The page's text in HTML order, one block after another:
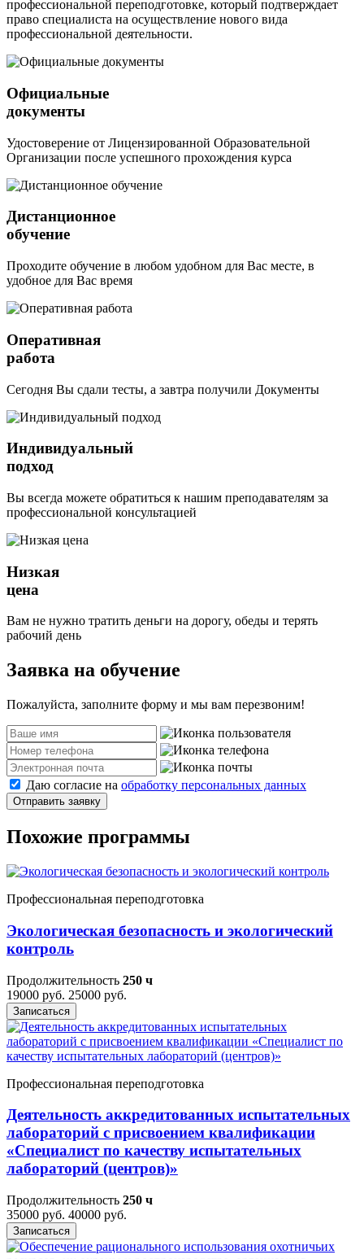
профессиональной переподготовке, который подтверждает
право специалиста на осуществление нового вида
профессиональной деятельности.
Официальные
документы
Удостоверение от Лицензированной Образовательной
Организации после успешного прохождения курса
Дистанционное
обучение
Проходите обучение в любом удобном для Вас месте, в
удобное для Вас время
Оперативная
работа
Сегодня Вы сдали тесты, а завтра получили Документы
Индивидуальный
подход
Вы всегда можете обратиться к нашим преподавателям за
профессиональной консультацией
Низкая
цена
Вам не нужно тратить деньги на дорогу, обеды и терять
рабочий день
Заявка на обучение
Пожалуйста, заполните форму и мы вам перезвоним!
Даю согласие на обработку персональных данных
Отправить заявку
Похожие программы
Профессиональная переподготовка
Экологическая безопасность и экологический
контроль
Продолжительность 250 ч
19000 руб. 25000 руб.
Записаться
Профессиональная переподготовка
Деятельность аккредитованных испытательных
лабораторий с присвоением квалификации
«Специалист по качеству испытательных
лабораторий (центров)»
Продолжительность 250 ч
35000 руб. 40000 руб.
Записаться